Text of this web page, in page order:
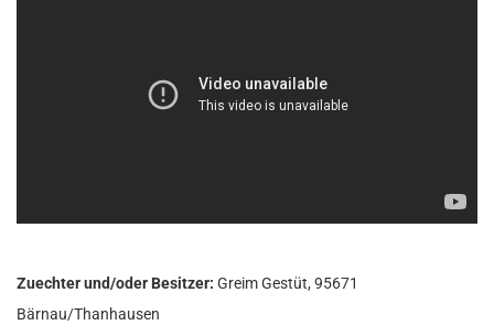
Zuechter und/oder Besitzer: Greim Gestüt, 95671
Bärnau/Thanhausen